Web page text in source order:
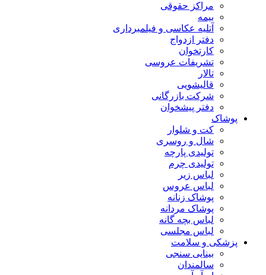
مراکز حقوقی
بیمه
آتلیه عکاسی و فیلمبرداری
دفتر ازدواج
کارتخوان
تشریفات عروسی
تالار
قالیشویی
شرکت بازرگانی
دفتر پیشخوان
پوشاک
کت و شلوار
شال و روسری
تولیدی پارچه
تولیدی چرم
لباس زیر
لباس عروس
پوشاک زنانه
پوشاک مردانه
لباس بچه گانه
لباس مجلسی
پزشکی و سلامت
بینایی سنجی
سالمندان